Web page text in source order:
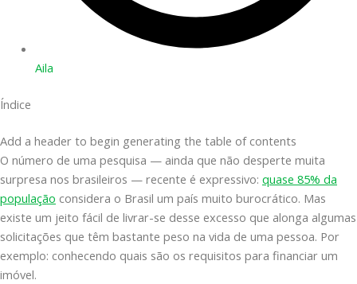
Aila
Índice
Add a header to begin generating the table of contents
O número de uma pesquisa — ainda que não desperte muita
surpresa nos brasileiros — recente é expressivo: quase 85% da
população considera o Brasil um país muito burocrático. Mas
existe um jeito fácil de livrar-se desse excesso que alonga algumas
solicitações que têm bastante peso na vida de uma pessoa. Por
exemplo: conhecendo quais são os requisitos para financiar um
imóvel.